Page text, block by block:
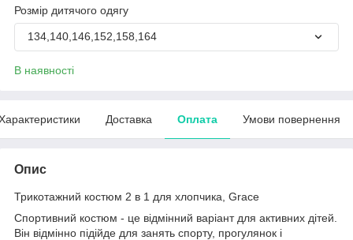
Розмір дитячого одягу
134,140,146,152,158,164
В наявності
Доставка Оплата Умови повернення
Опис
Трикотажний костюм 2 в 1 для хлопчика, Grace
Спортивний костюм - це відмінний варіант для активних дітей.
Він відмінно підійде для занять спорту, прогулянок і